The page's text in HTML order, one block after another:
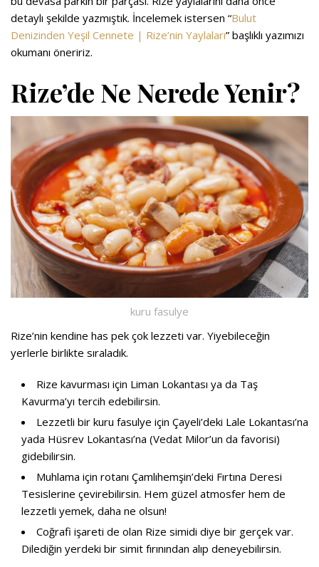
detaylı şekilde yazmıştık. İncelemek istersen “Bulut
Denizinden Yeşil Cennete | Rize’nin Yaylaları” başlıklı yazımızı
okumanı öneririz.
Rize’de Ne Nerede Yenir?
kuru fasulye
Rize’nin kendine has pek çok lezzeti var. Yiyebileceğin
yerlerle birlikte sıraladık.
Rize kavurması için Liman Lokantası ya da Taş
Kavurma’yı tercih edebilirsin.
Lezzetli bir kuru fasulye için Çayeli’deki Lale Lokantası’na
yada Hüsrev Lokantası’na (Vedat Milor’un da favorisi)
gidebilirsin.
Muhlama için rotanı Çamlıhemşin’deki Fırtına Deresi
Tesislerine çevirebilirsin. Hem güzel atmosfer hem de
lezzetli yemek, daha ne olsun!
Coğrafi işareti de olan Rize simidi diye bir gerçek var.
Dilediğin yerdeki bir simit fırınından alıp deneyebilirsin.